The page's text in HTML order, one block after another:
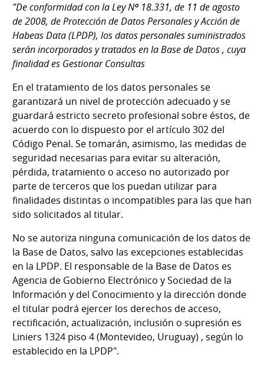
"De conformidad con la Ley Nº 18.331, de 11 de agosto
de 2008, de Protección de Datos Personales y Acción de
Habeas Data (LPDP), los datos personales suministrados
serán incorporados y tratados en la Base de Datos , cuya
finalidad es Gestionar Consultas
En el tratamiento de los datos personales se
garantizará un nivel de protección adecuado y se
guardará estricto secreto profesional sobre éstos, de
acuerdo con lo dispuesto por el artículo 302 del
Código Penal. Se tomarán, asimismo, las medidas de
seguridad necesarias para evitar su alteración,
pérdida, tratamiento o acceso no autorizado por
parte de terceros que los puedan utilizar para
finalidades distintas o incompatibles para las que han
sido solicitados al titular.
No se autoriza ninguna comunicación de los datos de
la Base de Datos, salvo las excepciones establecidas
en la LPDP. El responsable de la Base de Datos es
Agencia de Gobierno Electrónico y Sociedad de la
Información y del Conocimiento y la dirección donde
el titular podrá ejercer los derechos de acceso,
rectificación, actualización, inclusión o supresión es
Liniers 1324 piso 4 (Montevideo, Uruguay) , según lo
establecido en la LPDP".